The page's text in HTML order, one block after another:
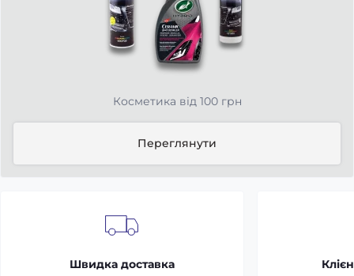
Косметика від 100 грн
Переглянути
Швидка доставка